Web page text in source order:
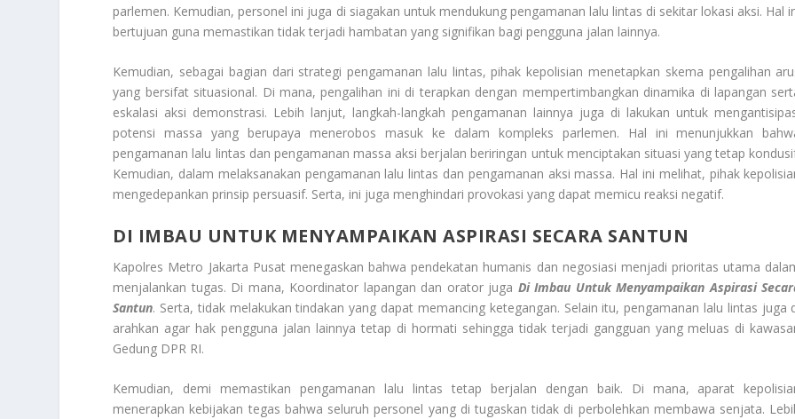
parlemen. Kemudian, personel ini juga di siagakan untuk mendukung pengamanan lalu lintas di sekitar lokasi aksi. Hal
bertujuan guna memastikan tidak terjadi hambatan yang signifikan bagi pengguna jalan lainnya.
Kemudian, sebagai bagian dari strategi pengamanan lalu lintas, pihak kepolisian menetapkan skema pengalihan
yang bersifat situasional. Di mana, pengalihan ini di terapkan dengan mempertimbangkan dinamika di lapangan
eskalasi aksi demonstrasi. Lebih lanjut, langkah-langkah pengamanan lainnya juga di lakukan untuk
potensi massa yang berupaya menerobos masuk ke dalam kompleks parlemen. Hal ini menunjukkan
pengamanan lalu lintas dan pengamanan massa aksi berjalan beriringan untuk menciptakan situasi yang tetap
Kemudian, dalam melaksanakan pengamanan lalu lintas dan pengamanan aksi massa. Hal ini melihat, pihak
mengedepankan prinsip persuasif. Serta, ini juga menghindari provokasi yang dapat memicu reaksi negatif.
DI IMBAU UNTUK MENYAMPAIKAN ASPIRASI SECARA SANTUN
Kapolres Metro Jakarta Pusat menegaskan bahwa pendekatan humanis dan negosiasi menjadi prioritas utama
menjalankan tugas. Di mana, Koordinator lapangan dan orator juga Di Imbau Untuk Menyampaikan Aspirasi
Santun. Serta, tidak melakukan tindakan yang dapat memancing ketegangan. Selain itu, pengamanan lalu lintas juga
arahkan agar hak pengguna jalan lainnya tetap di hormati sehingga tidak terjadi gangguan yang meluas di
Gedung DPR RI.
Kemudian, demi memastikan pengamanan lalu lintas tetap berjalan dengan baik. Di mana, aparat
menerapkan kebijakan tegas bahwa seluruh personel yang di tugaskan tidak di perbolehkan membawa senjata.